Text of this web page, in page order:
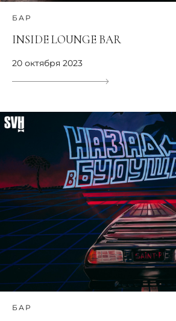
БАР
INSIDE LOUNGE BAR
20 октября 2023
БАР